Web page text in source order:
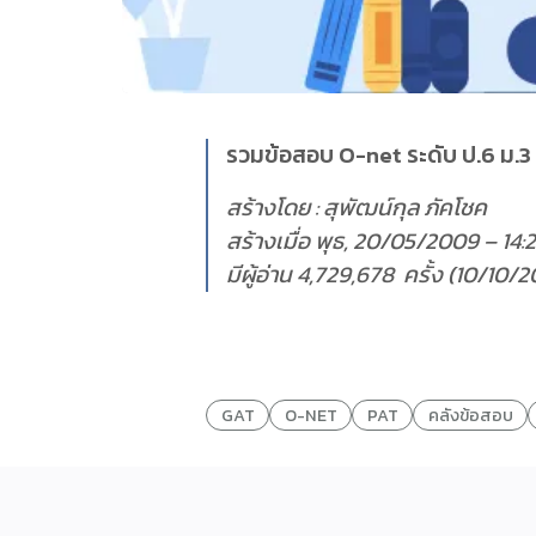
รวมข้อสอบ O-net ระดับ ป.6 ม
สร้างโดย : สุพัฒน์กุล ภัคโชค
สร้างเมื่อ พุธ, 20/05/2009 –
มีผู้อ่าน 4,729,678 ครั้ง (10/10/
GAT O-NET PAT คลังข้อสอบ